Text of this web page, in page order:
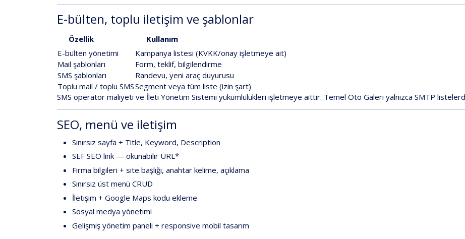
E-bülten, toplu iletişim ve şablonlar
Özellik
Kullanım
E-bülten yönetimi
Kampanya listesi (KVKK/onay işletmeye ait)
Mail şablonları
Form, teklif, bilgilendirme
SMS şablonları
Randevu, yeni araç duyurusu
Toplu mail / toplu SMSSegment veya tüm liste (izin şart)
SMSoperatör maliyeti ve İleti Yönetim Sistemi yükümlülükleriişletmeye aittir. TemelOto Galeri yalnızcaSMTP
SEO, menü ve iletişim
Sınırsız sayfa + Title, Keyword, Description
SEF SEO link — okunabilir URL*
Firma bilgileri + site başlığı, anahtar kelime, açıklama
Sınırsız üst menü CRUD
İletişim +Google Maps kodu ekleme
Sosyal medya yönetimi
Gelişmiş yönetim paneli +responsive mobil tasarım